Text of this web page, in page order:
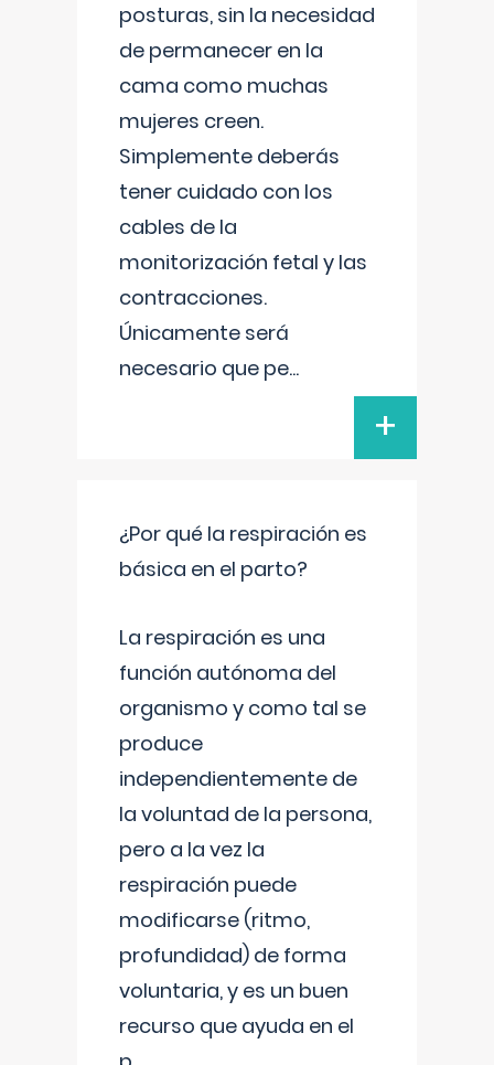
posturas, sin la necesidad
de permanecer en la
cama como muchas
mujeres creen.
Simplemente deberás
tener cuidado con los
cables de la
monitorización fetal y las
contracciones.
Únicamente será
necesario que pe...
+
¿Por qué la respiración es
básica en el parto?
La respiración es una
función autónoma del
organismo y como tal se
produce
independientemente de
la voluntad de la persona,
pero a la vez la
respiración puede
modificarse (ritmo,
profundidad) de forma
voluntaria, y es un buen
recurso que ayuda en el